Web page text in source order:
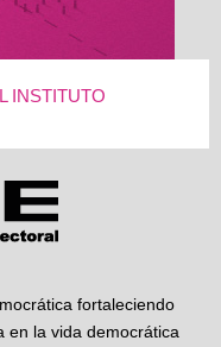
INSTITUTO
fortaleciendo
en la vida democrática